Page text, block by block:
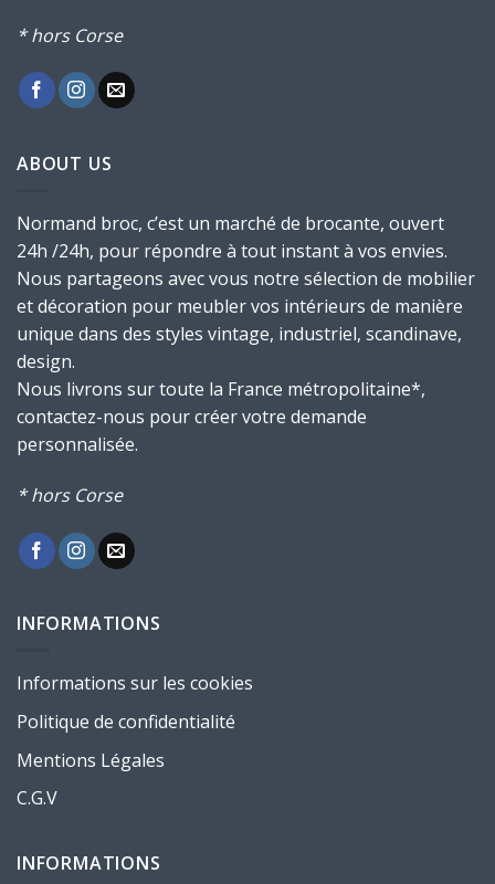
* hors Corse
ABOUT US
Normand broc, c’est un marché de brocante, ouvert
24h /24h, pour répondre à tout instant à vos envies.
Nous partageons avec vous notre sélection de mobilier
et décoration pour meubler vos intérieurs de manière
unique dans des styles vintage, industriel, scandinave,
design.
Nous livrons sur toute la France métropolitaine*,
contactez-nous pour créer votre demande
personnalisée.
* hors Corse
INFORMATIONS
Informations sur les cookies
Politique de confidentialité
Mentions Légales
C.G.V
INFORMATIONS